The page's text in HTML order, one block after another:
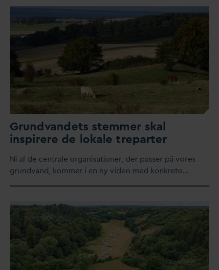
Grundvandets stemmer skal
inspirere de lokale treparter
​Ni af de centrale organisationer, der passer på vores
grundvand, kommer i en ny video med konkrete…